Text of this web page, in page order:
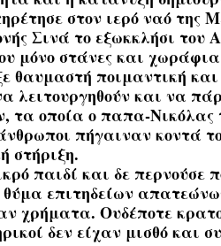
στον ιερό ναό της
Σινά το εξωκκλήσι του
μόνο στάνες και
θαυμαστή ποιμαντική
λειτουργηθούν και να
τα οποία ο παπα-Νικόλας
πήγαιναν κοντά
στήριξη.
παιδί και δε περνούσε
επιτηδείων
χρήματα. Ουδέποτε
δεν είχαν μισθό και